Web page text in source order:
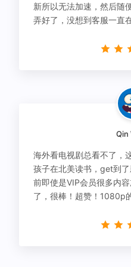
新所以无法加速，然后随
弄好了，没想到客服一直
Qin
海外看电视剧总看不了，
孩子在北美读书，get到
前即使是VIP会员很多内
了，很棒！超赞！1080p